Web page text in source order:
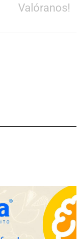
Valóranos!
compromiso para el
producto multiplica